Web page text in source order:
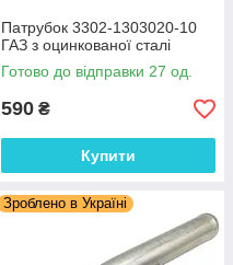
Патрубок 3302-1303020-10
ГАЗ з оцинкованої сталі
Готово до відправки 27 од.
590 ₴
Купити
Зроблено в Україні